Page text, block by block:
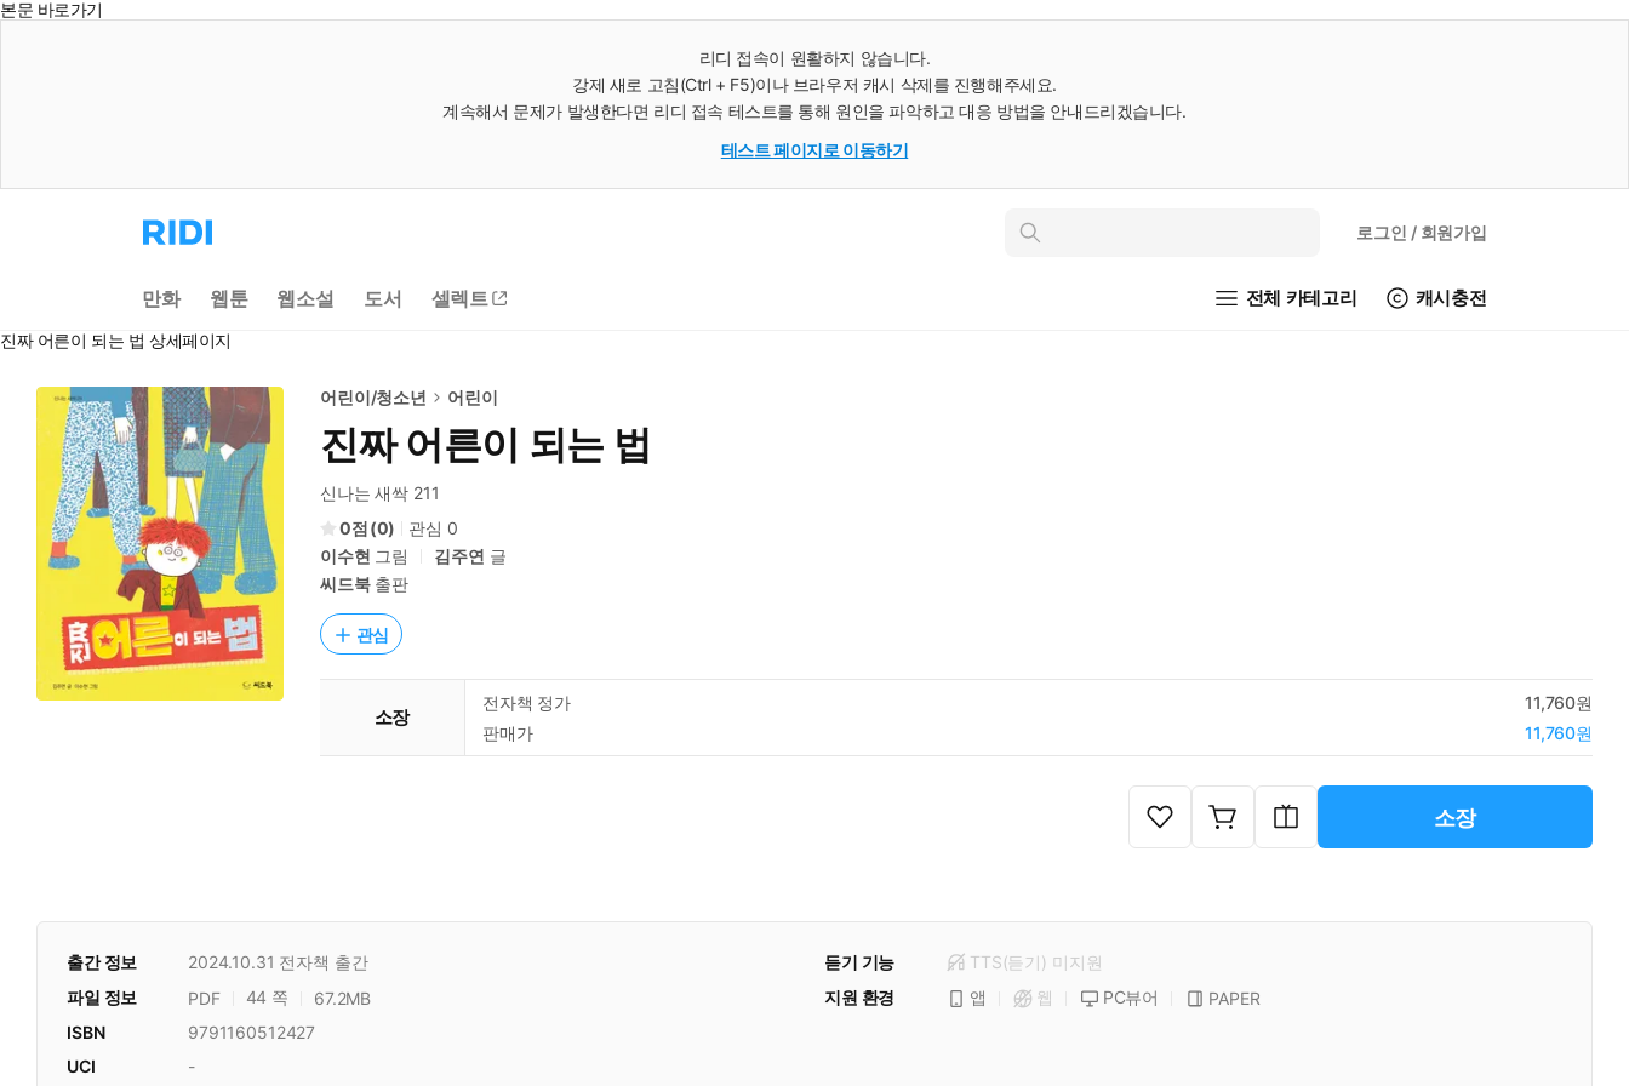
본문 바로가기
리디 접속이 원활하지 않습니다.
강제 새로 고침(Ctrl + F5)이나 브라우저 캐시 삭제를 진행해주세요.
계속해서 문제가 발생한다면 리디 접속 테스트를 통해 원인을 파악하고 대응 방법을 안내드리겠습니다.
테스트 페이지로 이동하기
리
디
으
로
동
인
로그인 / 회원가입
만화 웹툰 웹소설 도서 셀렉트 전체 카테고리 캐시충전
진짜 어른이 되는 법 상세페이지
어린이/청소년 어린이
진짜 어른이 되는 법
신나는 새싹 211
0
(0) 관심 0
이수현 그림 김주연 글
씨드북출판
관심
소장
전자책 정가
11,760원
판매가
11,760원
소장
출간 정보 2024.10.31 전자책 출간 듣기 기능 TTS(듣기) 미지원
파일 정보
PDF 44 쪽 67.2MB 지원 환경 앱 웹 PC뷰어
PAPER
ISBN
9791160512427
UCI
-